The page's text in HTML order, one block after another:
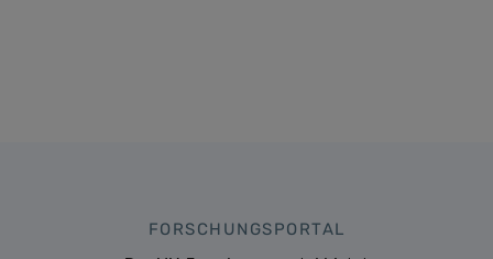
FORSCHUNGSPORTAL